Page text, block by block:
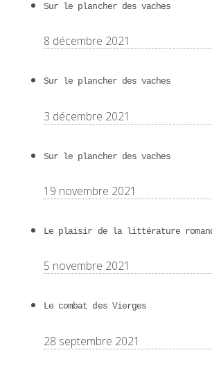
Sur le plancher des vaches
8 décembre 2021
Sur le plancher des vaches
3 décembre 2021
Sur le plancher des vaches
19 novembre 2021
Le plaisir de la littérature
5 novembre 2021
Le combat des Vierges
28 septembre 2021